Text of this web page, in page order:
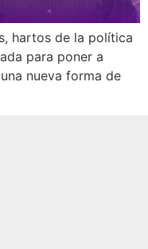
hartos de la política
para poner a
nueva forma de